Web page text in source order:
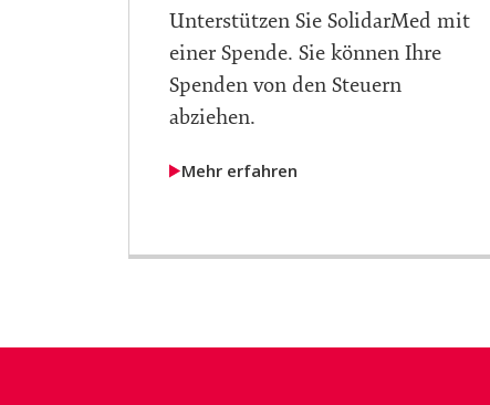
Unterstützen Sie SolidarMed mit
einer Spende. Sie können Ihre
Spenden von den Steuern
abziehen.
Mehr erfahren